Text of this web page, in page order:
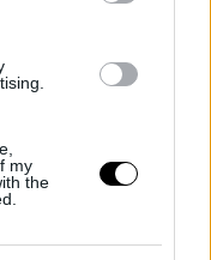
my
the